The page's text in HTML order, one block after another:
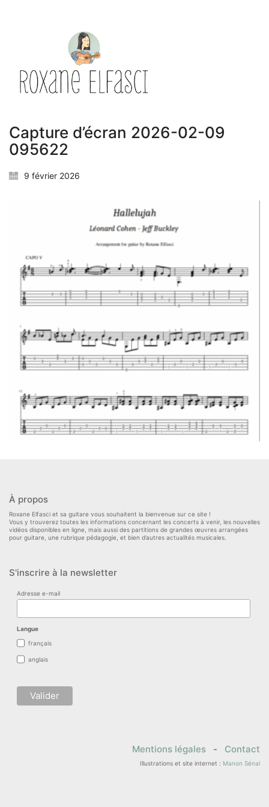
Capture d’écran 2026-02-09
095622
9 février 2026
À propos
Roxane Elfasci et sa guitare vous souhaitent la bienvenue sur ce site !
Vous y trouverez toutes les informations concernant les concerts à venir, les nouvelles
vidéos disponibles en ligne, mais aussi des partitions de grandes œuvres arrangées
pour guitare, une rubrique pédagogie, et bien d’autres actualités musicales.
S'inscrire à la newsletter
Adresse e-mail
Langue
français
anglais
Mentions légales - Contact
Illustrations et site internet : Manon Sénal